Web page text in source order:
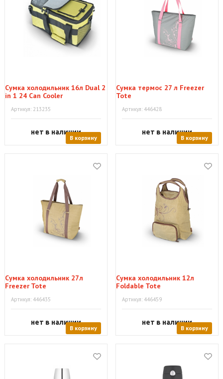
Сумка холодильник 16л Dual 2
in 1 24 Сan Cooler
Артикул: 213235
нет в наличии
В корзину
Сумка термос 27 л Freezer
Tote
Артикул: 446428
нет в наличии
В корзину
Сумка холодильник 27л
Freezer Tote
Артикул: 446435
нет в наличии
В корзину
Сумка холодильник 12л
Foldable Tote
Артикул: 446459
нет в наличии
В корзину